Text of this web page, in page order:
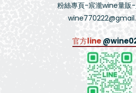
粉絲專頁-宸瀧wine量販
官方line